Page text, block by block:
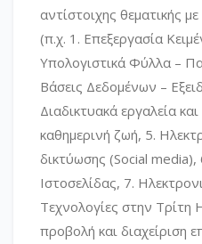
αντίστοιχης θεματικής
(π.χ. 1. Επεξεργασία
Υπολογιστικά Φύλλα –
Βάσεις Δεδομένων –
Διαδικτυακά εργαλεία
καθημερινή ζωή, 5.
δικτύωσης (Social media),
Ιστοσελίδας, 7.
Τεχνολογίες στην Τρίτη
προβολή και διαχείριση